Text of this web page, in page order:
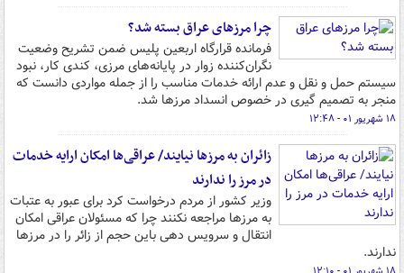
چرا مرزهای عراق بسته شد؟
فرمانده قرارگاه اربعین پلیس ضمن تشریح وضعیت
نگران‌کننده زوار در پایانه‌های مرزی، کندی کار، نبود
سیستم حمل و نقل و عدم ارائه خدمات مناسب را از جمله مواردی دانست که
منجر به تصمیم گیری در خصوص انسداد مرزها شد.
۱۸ شهریور ۰۱ - ۱۲:۴۸
زائران به مرزها نیایند/ عراقی‌ها امکان ارایه خدمات
در مرز را ندارند
وزیر کشور از مردم درخواست کرد برای عبور به عتبات
به مرزها مراجعه نکنند چرا که مسئولان عراقی امکان
انتقال و سرویس دهی باین حجم از زائر را در مرزها
ندارند.